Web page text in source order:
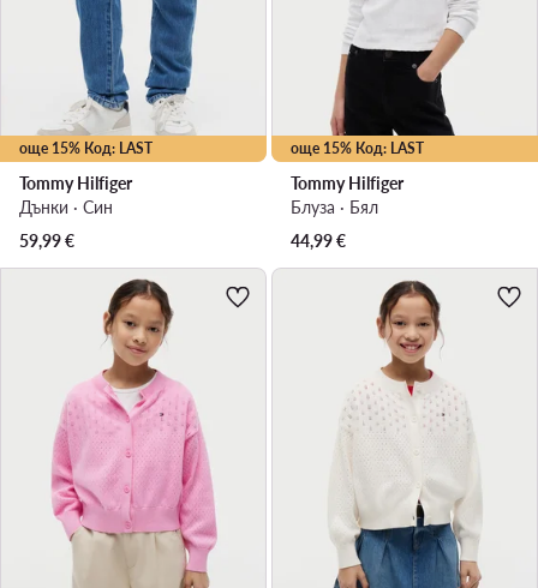
още 15% Код: LAST
Tommy Hilfiger
Дънки · Син
59,99€
още 15% Код: LAST
Tommy Hilfiger
Блуза · Бял
44,99€